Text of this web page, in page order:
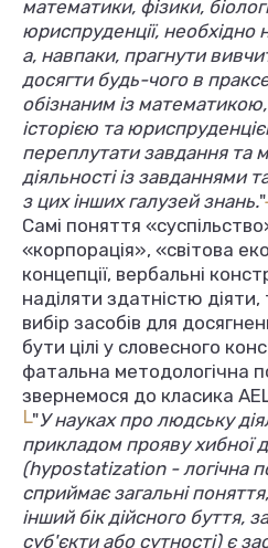
математики, фізики,
юриспруденції, необхідно
а, навпаки, прагнути
досягти будь-чого в
обізнаним із
історією та
переплутати завдання та
діяльності із завданнями
з цих інших галузей знань."
Самі поняття
«корпорація», «світова
концепції, вербальні
наділяти здатністю
вибір засобів для
бути цілі у словесного
фатальна методологічна
звернемося до класика
L"У науках про людську
прикладом прояву хибної
(hypostatization - логічна
сприймає загальні
інший бік дійсного буття,
суб'єкти або сутності) є